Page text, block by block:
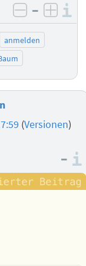
negativ
–
anmelden
(Versionen)
–